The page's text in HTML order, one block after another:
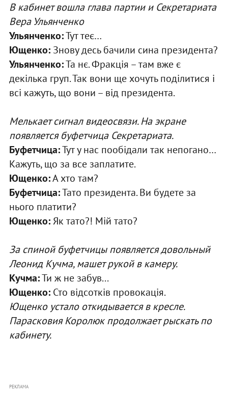
В кабинет вошла глава партии и Секретариата
Вера Ульянченко
Ульянченко:Тут теє…
Ющенко:Знову десь бачили сина президента?
Ульянченко:Та нє. Фракція – там вже є
декілька груп. Так вони ще хочуть поділитися і
всі кажуть, що вони – від президента.
Мелькает сигнал видеосвязи. На экране
появляется буфетчица Секретариата.
Буфетчица:Тут у нас пообідали так непогано…
Кажуть, що за все заплатите.
Ющенко:А хто там?
Буфетчица:Тато президента. Ви будете за
нього платити?
Ющенко:Як тато?! Мій тато?
За спиной буфетчицы появляется довольный
Леонид Кучма, машет рукой в камеру.
Кучма:Ти ж не забув...
Ющенко:Сто відсотків провокація.
Ющенко устало откидывается в кресле.
Парасковия Королюк продолжает рыскать по
кабинету.
РЕКЛАМА